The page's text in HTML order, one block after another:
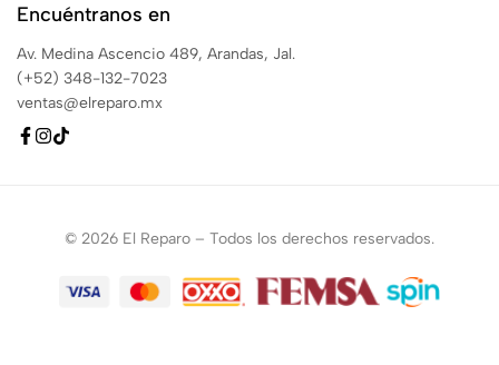
Encuéntranos en
Av. Medina Ascencio 489, Arandas, Jal.
(+52) 348-132-7023
ventas@elreparo.mx
© 2026 El Reparo – Todos los derechos reservados.